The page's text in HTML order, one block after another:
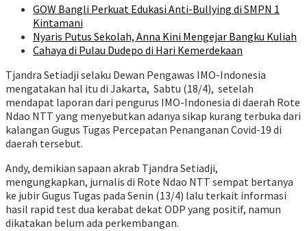
GOW Bangli Perkuat Edukasi Anti-Bullying di SMPN 1
Kintamani
Nyaris Putus Sekolah, Anna Kini Mengejar Bangku Kuliah
Cahaya di Pulau Dudepo di Hari Kemerdekaan
Tjandra Setiadji selaku Dewan Pengawas IMO-Indonesia
mengatakan hal itu di Jakarta, Sabtu (18/4), setelah
mendapat laporan dari pengurus IMO-Indonesia di daerah Rote
Ndao NTT yang menyebutkan adanya sikap kurang terbuka dari
kalangan Gugus Tugas Percepatan Penanganan Covid-19 di
daerah tersebut.
Andy, demikian sapaan akrab Tjandra Setiadji,
mengungkapkan, jurnalis di Rote Ndao NTT sempat bertanya
ke jubir Gugus Tugas pada Senin (13/4) lalu terkait informasi
hasil rapid test dua kerabat dekat ODP yang positif, namun
dikatakan belum ada perkembangan.